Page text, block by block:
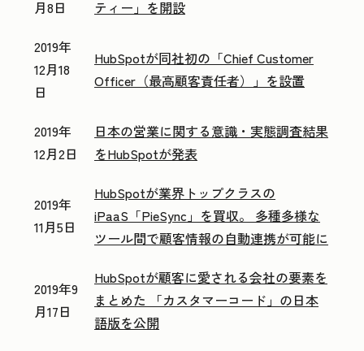
月8日
ティー」を開設
2019年
12月18
日
HubSpotが同社初の「Chief Customer
Officer（最高顧客責任者）」を設置
2019年
12月2日
日本の営業に関する意識・実態調査結果
をHubSpotが発表
2019年
11月5日
HubSpotが業界トップクラスの
iPaaS「PieSync」を買収。 多種多様な
ツール間で顧客情報の自動連携が可能に
2019年9
月17日
HubSpotが顧客に愛される会社の要素を
まとめた 「カスタマーコード」の日本
語版を公開